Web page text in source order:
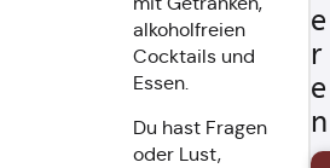
alkoholfreien
Cocktails und
Essen.
Du hast Fragen
oder Lust,
e
r
e
n